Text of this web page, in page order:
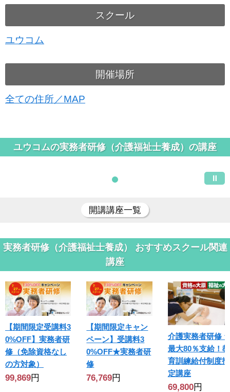
スクール
ユウコム
開催場所
全ての住所／MAP
ユウコムの実務者研修（介護福祉士養成）の講座
開講講座一覧
実務者研修（介護福祉士養成） おすすめスクール関連
講座
【期間限定受講料3
0%OFF】実務者研
修（免除資格なし
の方対象）
99,869円
【期間限定キャン
ペーン】受講料3
0%OFF★実務者研
修
76,769円
介護実務者研修
最大80％支給！教
育訓練給付制度指
定講座
69,800円